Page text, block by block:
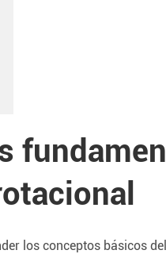
los conceptos básicos